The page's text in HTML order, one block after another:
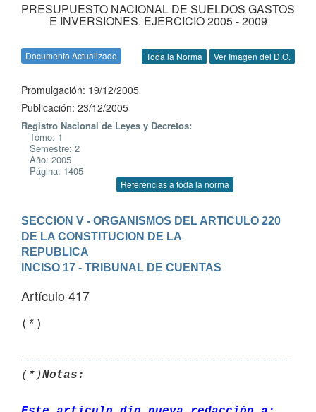
PRESUPUESTO NACIONAL DE SUELDOS GASTOS
E INVERSIONES. EJERCICIO 2005 - 2009
Documento Actualizado Toda la Norma Ver Imagen del D.O.
Promulgación: 19/12/2005
Publicación: 23/12/2005
Registro Nacional de Leyes y Decretos:
Tomo: 1
Semestre: 2
Año: 2005
Página: 1405
Referencias a toda la norma
SECCION V - ORGANISMOS DEL ARTICULO 220
DE LA CONSTITUCION DE LA
REPUBLICA
INCISO 17 - TRIBUNAL DE CUENTAS
Artículo 417
(*)Notas: